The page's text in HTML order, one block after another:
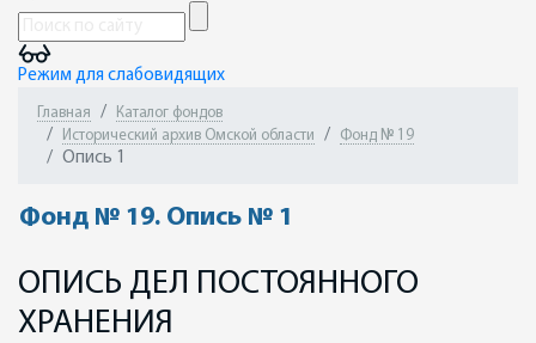
Режим для слабовидящих
Главная
Каталог фондов
Исторический архив Омской области
Фонд № 19
Опись 1
Фонд № 19. Опись № 1
ОПИСЬ ДЕЛ ПОСТОЯННОГО
ХРАНЕНИЯ